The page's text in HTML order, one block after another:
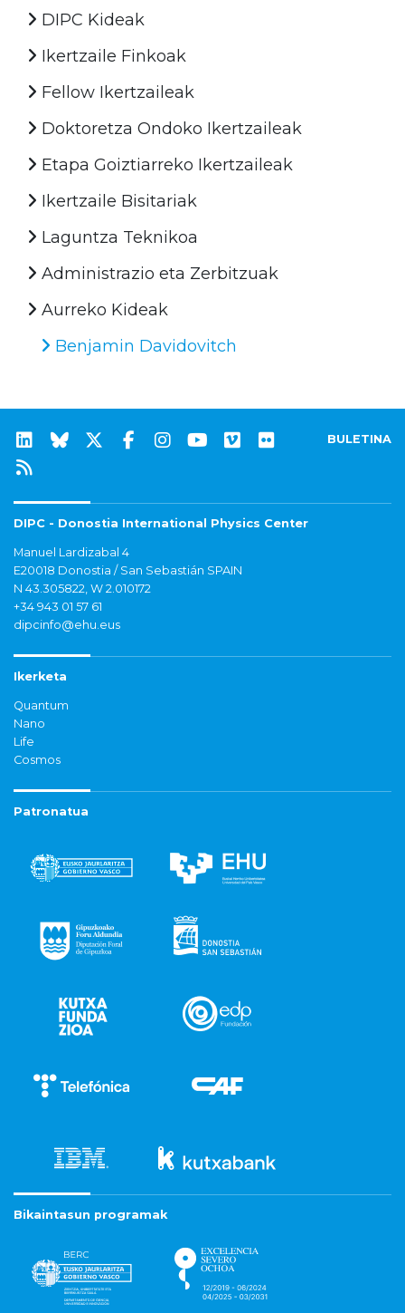
DIPC Kideak
Ikertzaile Finkoak
Fellow Ikertzaileak
Doktoretza Ondoko Ikertzaileak
Etapa Goiztiarreko Ikertzaileak
Ikertzaile Bisitariak
Laguntza Teknikoa
Administrazio eta Zerbitzuak
Aurreko Kideak
Benjamin Davidovitch
BULETINA
DIPC - Donostia International Physics Center
Manuel Lardizabal 4
E20018 Donostia / San Sebastián SPAIN
N 43.305822, W 2.010172
+34 943 01 57 61
dipcinfo@ehu.eus
Ikerketa
Quantum
Nano
Life
Cosmos
Patronatua
Bikaintasun programak